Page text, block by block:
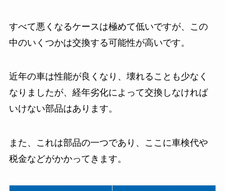
すべて悪くなるケースは極めて低いですが、この
中のいくつかは交換する可能性が高いです。
近年の車は性能が良くなり、壊れることも少なく
なりましたが、経年劣化によって交換しなければ
いけない部品はあります。
また、これは部品の一つであり、ここに車検代や
税金などがかかってきます。